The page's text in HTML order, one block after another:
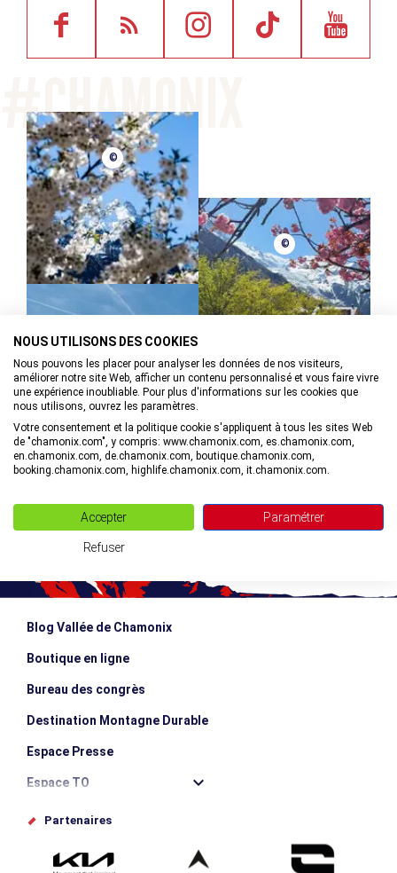
©
©
Blog Vallée de Chamonix
Boutique en ligne
Bureau des congrès
Destination Montagne Durable
Espace Presse
Espace TO
Offices de tourisme
Partenaires
NOUS UTILISONS DES COOKIES
Nous pouvons les placer pour analyser les données de nos visiteurs,
améliorer notre site Web, afficher un contenu personnalisé et vous faire vivre
une expérience inoubliable. Pour plus d'informations sur les cookies que
nous utilisons, ouvrez les paramètres.
Votre consentement et la politique cookie s'appliquent à tous les sites Web
de "chamonix.com", y compris: www.chamonix.com, es.chamonix.com,
en.chamonix.com, de.chamonix.com, boutique.chamonix.com,
booking.chamonix.com, highlife.chamonix.com, it.chamonix.com.
Accepter Paramétrer
Refuser